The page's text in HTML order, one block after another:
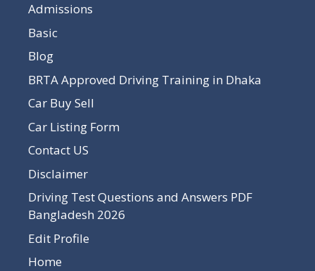
Admissions
Basic
Blog
BRTA Approved Driving Training in Dhaka
Car Buy Sell
Car Listing Form
Contact US
Disclaimer
Driving Test Questions and Answers PDF
Bangladesh 2026
Edit Profile
Home